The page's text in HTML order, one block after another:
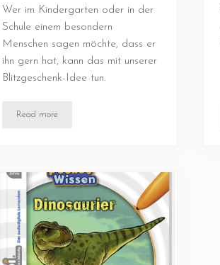
Wer im Kindergarten oder in der
Schule einem besondern
Menschen sagen möchte, dass er
ihn gern hat, kann das mit unserer
Blitzgeschenk-Idee tun.
Read moreGeschenk zum Valentinstag